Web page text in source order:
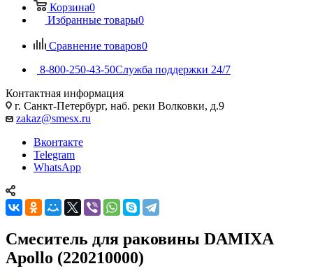
Корзина0
Избранные товары0
Сравнение товаров0
8-800-250-43-50Служба поддержки 24/7
Контактная информация
г. Санкт-Петербург, наб. реки Волковки, д.9
zakaz@smesx.ru
Вконтакте
Telegram
WhatsApp
Смеситель для раковины DAMIXA
Apollo (220210000)